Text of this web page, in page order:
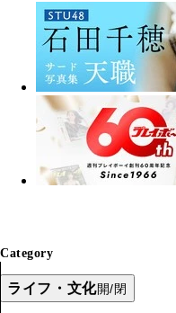
Category
ライフ・文化開/閉